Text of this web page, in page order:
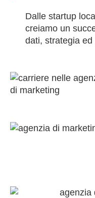
Dalle startup
creiamo un
dati, strategia